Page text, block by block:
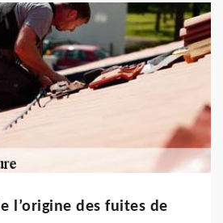
l’origine des fuites de